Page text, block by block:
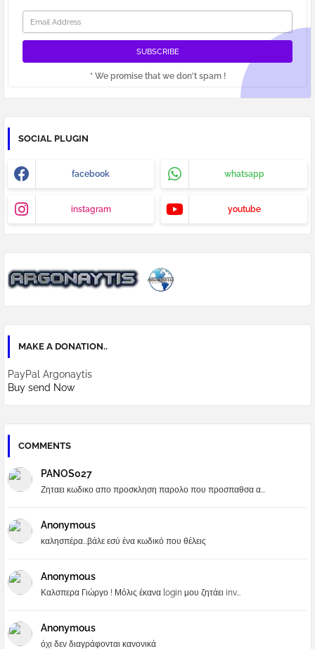
* We promise that we don't spam !
SOCIAL PLUGIN
facebook whatsapp
instagram youtube
MAKE A DONATION..
PayPal Argonaytis
Buy send Now
COMMENTS
PANOS027
Ζηταει κωδικο απο προσκληση παρολο που προσπαθσα α...
Anonymous
καλησπέρα...βάλε εσύ ένα κωδικό που θέλεις
Anonymous
Καλσπερα Γιώργο ! Μόλις έκανα login μου ζητάει inv...
Anonymous
όχι δεν διαγράφονται κανονικά